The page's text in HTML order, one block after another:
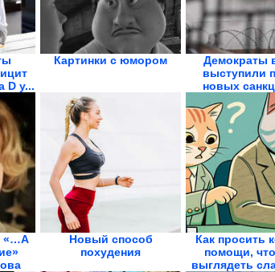
D у...
Картинки с юмором
Демократы
выступили
новых
«…А
Новый способ
похудения
Как просить
помощи,
выглядеть